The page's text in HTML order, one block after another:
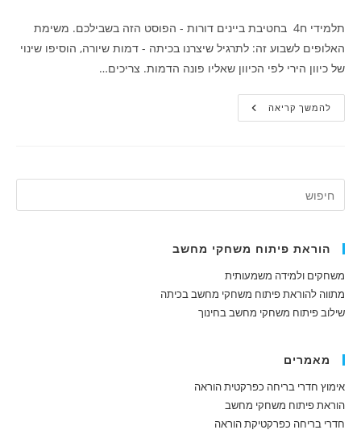
תלמידי ח4 בחטיבת ביינים דורות - הפוסט הזה בשבילכם. משימת
האלופים לשבוע זה: לתרגיל שיצרנו בכיתה - דמות שיורה, הוסיפו שינוי
של כיוון הירי לפי הכיוון שאליו פונה הדמות. צריכים…
להמשך קריאהמשימה
לטבלת
הוראת פיתוח משחקי מחשב
משחקים ולמידה משמעותית
מתווה להוראת פיתוח משחקי מחשב בכיתה
שילוב פיתוח משחקי מחשב בחינוך
מאמרים
אימוץ חדרי בריחה כפרקטית הוראה
הוראת פיתוח משחקי מחשב
חדרי בריחה כפרקטיקת הוראה